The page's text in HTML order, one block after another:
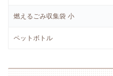
燃えるごみ収集袋 小
ペットボトル